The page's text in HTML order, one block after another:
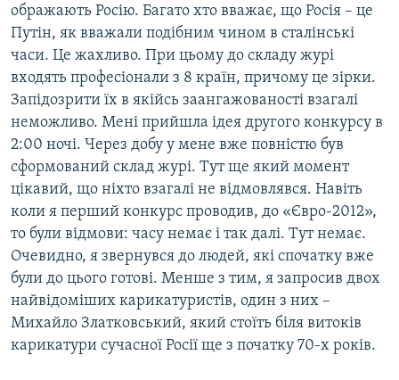
ображають Росію. Багато хто вважає, що Росія – це
Путін, як вважали подібним чином в сталінські
часи. Це жахливо. При цьому до складу журі
входять професіонали з 8 країн, причому це зірки.
Запідозрити їх в якійсь заангажованості взагалі
неможливо. Мені прийшла ідея другого конкурсу в
2:00 ночі. Через добу у мене вже повністю був
сформований склад журі. Тут ще який момент
цікавий, що ніхто взагалі не відмовлявся. Навіть
коли я перший конкурс проводив, до «Євро-2012»,
то були відмови: часу немає і так далі. Тут немає.
Очевидно, я звернувся до людей, які спочатку вже
були до цього готові. Менше з тим, я запросив двох
найвідоміших карикатуристів, один з них –
Михайло Златковський, який стоїть біля витоків
карикатури сучасної Росії ще з початку 70-х років.